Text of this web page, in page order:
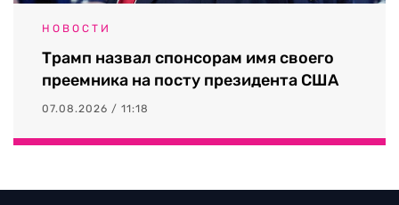
НОВОСТИ
Трамп назвал спонсорам имя своего
преемника на посту президента США
07.08.2026 / 11:18